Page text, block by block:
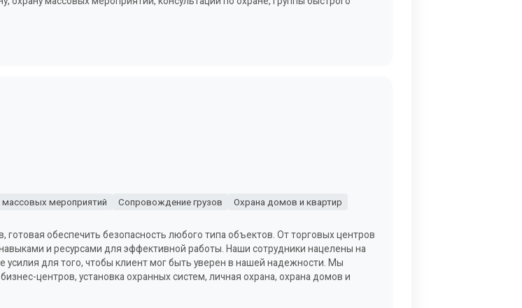
массовых мероприятий Сопровождение грузов
Охрана домов и квартир
обеспечить безопасность любого типа объектов. От торговых центров
и ресурсами для эффективной работы. Наши сотрудники нацелены на
для того, чтобы клиент мог быть уверен в нашей надежности. Мы
центров, установка охранных систем, личная охрана, охрана домов и